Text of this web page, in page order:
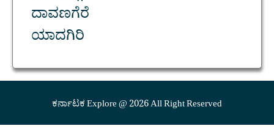
ದಾವಣಗೆರೆ
ಯಾದಗಿರಿ
ಕರ್ನಾಟಕ Explore @ 2026 All Right Reserved